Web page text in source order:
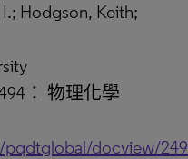
Hodgson, Keith;
： 物理化學
docview/